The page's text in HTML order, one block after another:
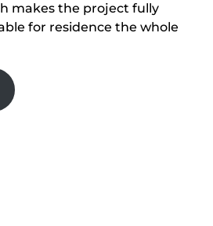
makes the project fully
for residence the whole